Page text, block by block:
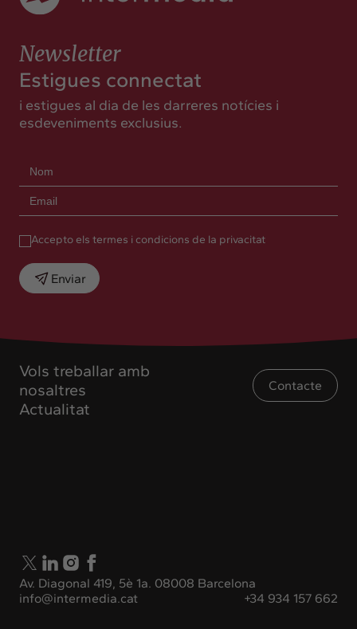
Vols treballar amb
nosaltres
Actualitat
Contacte
Av. Diagonal 419, 5è 1a. 08008 Barcelona
info@intermedia.cat
+34 934 157 662
Newsletter
Estigues connectat
i estigues al dia de les darreres notícies i
esdeveniments exclusius.
Accepto els termes i condicions de la privacitat
Enviar